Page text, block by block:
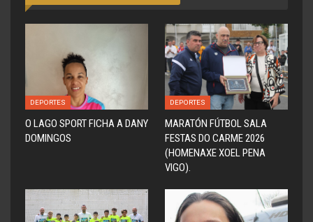
DEPORTES
O LAGO SPORT FICHA A DANY
DOMINGOS
DEPORTES
MARATÓN FÚTBOL SALA
FESTAS DO CARME 2026
(HOMENAXE XOEL PENA
VIGO).